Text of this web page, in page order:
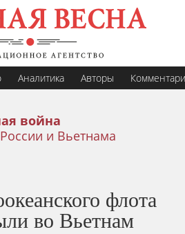
Аналитика Авторы
война
и Вьетнама
флота
во Вьетнам